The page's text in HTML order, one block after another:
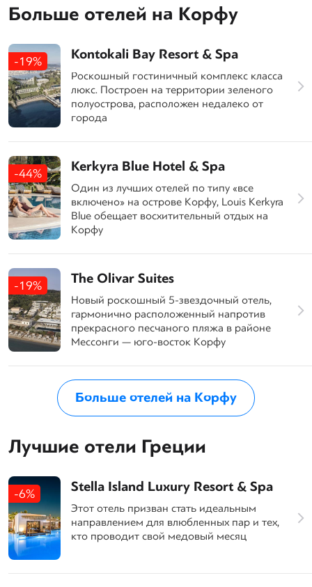
Больше отелей на Корфу
-19% Kontokali Bay Resort & Spa
Роскошный гостиничный комплекс класса
люкс. Построен на территории зеленого
полуострова, расположен недалеко от
города
-44% Kerkyra Blue Hotel & Spa
Один из лучших отелей по типу «все
включено» на острове Корфу, Louis Kerkyra
Blue обещает восхитительный отдых на
Корфу
-19% The Olivar Suites
Новый роскошный 5-звездочный отель,
гармонично расположенный напротив
прекрасного песчаного пляжа в районе
Мессонги — юго-восток Корфу
Больше отелей на Корфу
Лучшие отели Греции
-6% Stella Island Luxury Resort & Spa
Этот отель призван стать идеальным
направлением для влюбленных пар и тех,
кто проводит свой медовый месяц